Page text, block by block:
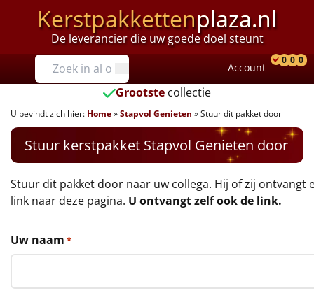
Kerstpakkettenplaza.nl
De leverancier die uw goede doel steunt
Prijzen
Tot €25
€25 tot €35
€35 tot €40
€40 tot €45
€50 tot €55
€55 tot €75
Account
0 0 0
Grootste collectie
U bevindt zich hier: Home»Stapvol Genieten »Stuur dit pakket door
Stuur kerstpakket Stapvol Genieten door
Stuur dit pakket door naar uw collega. Hij of zij ontvangt
link naar deze pagina. U ontvangt zelf ook de link.
Uw naam *